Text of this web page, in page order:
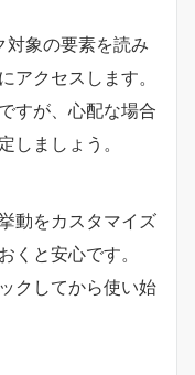
象の要素を読み
アクセスします。
すが、心配な場合
しましょう。
動をカスタマイズ
くと安心です。
クしてから使い始